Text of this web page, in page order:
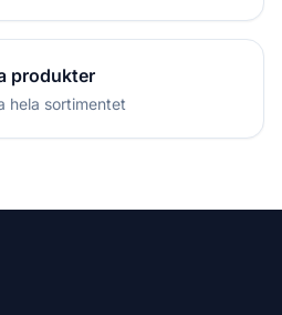
produkter
hela sortimentet